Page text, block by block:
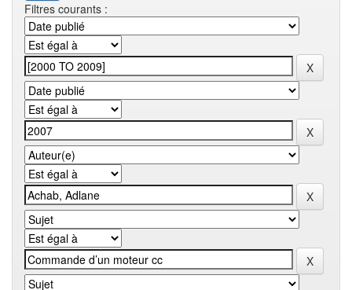
Filtres courants :